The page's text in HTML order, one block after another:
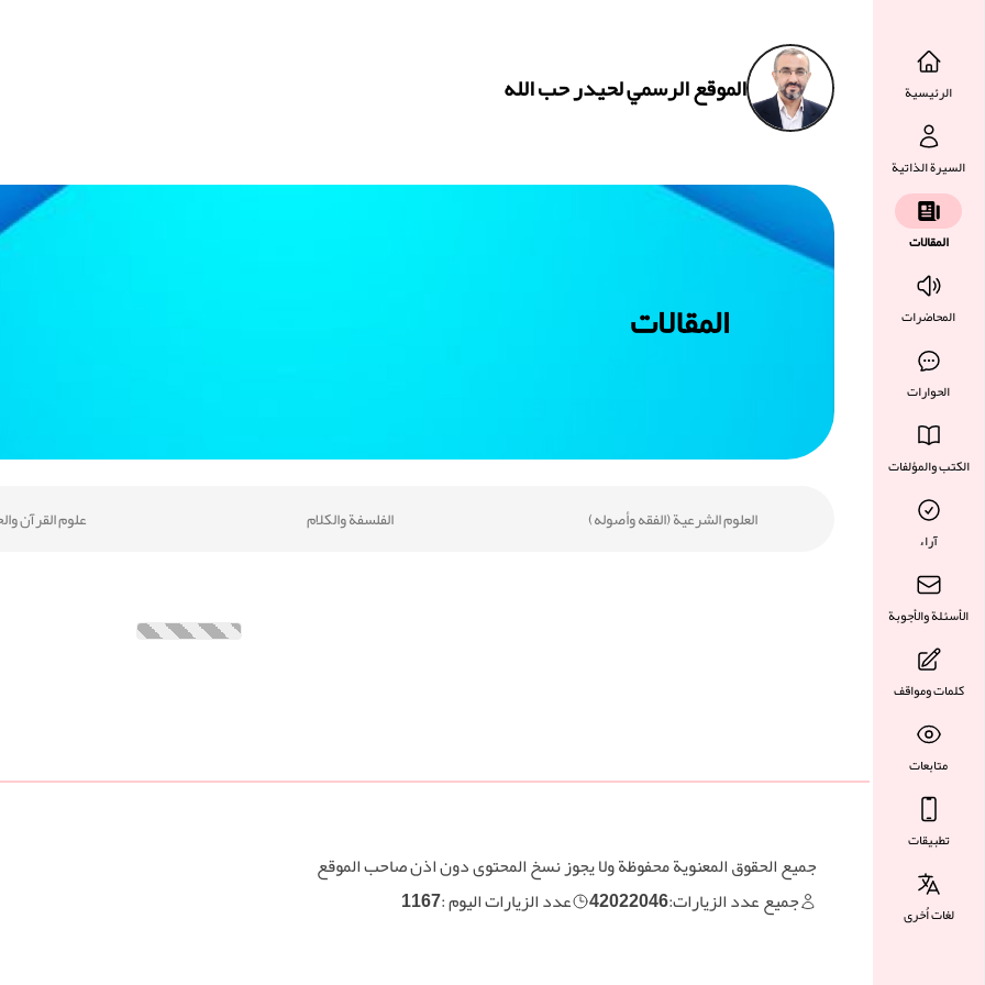
الرئيسية
السيرة الذاتية
المقالات
المحاضرات
الحوارات
الكتب والمؤلفات
آراء
الأسئلة والأجوبة
كلمات ومواقف
متابعات
تطبيقات
لغات اُخرى
الموقع الرسمي لحيدر حب الله
المقالات
العلوم الشرعية (الفقه وأصوله) الفلسفة والكلام علوم القرآن
جميع الحقوق المعنوية محفوظة ولا يجوز نسخ المحتوى دون اذن صاحب الموقع
جميع عدد الزيارات:42022046 عدد الزيارات اليوم :1167